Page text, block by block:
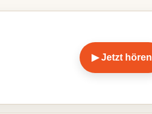
▶ Jetzt hören